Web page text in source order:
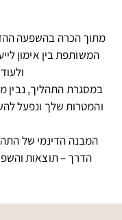
מתוך הכרה בהשפעה
המשותפת בין אימון
במסגרת התהליך, נבין
והמטרות שלך ונפעל
המבנה הדינמי של
הדרך – תוצאות